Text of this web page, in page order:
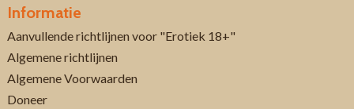
Informatie
Aanvullende richtlijnen voor "Erotiek 18+"
Algemene richtlijnen
Algemene Voorwaarden
Doneer